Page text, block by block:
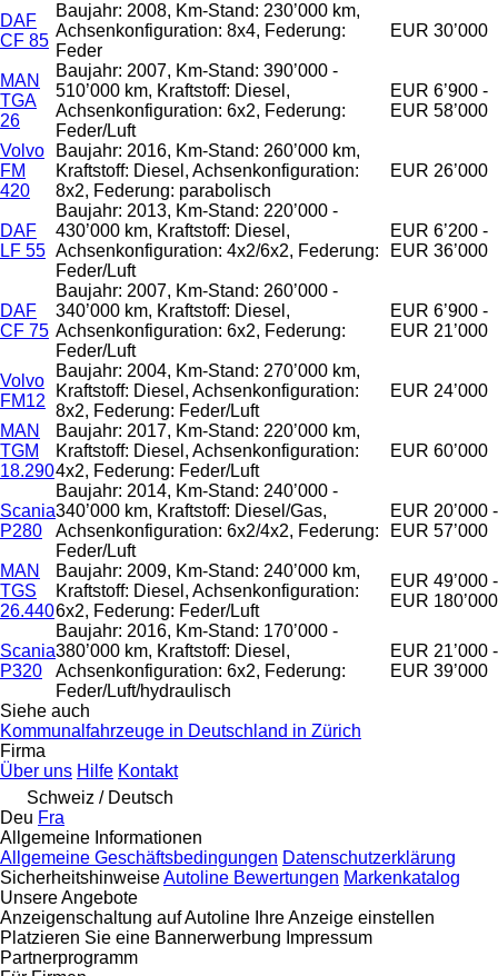
DAF
CF 85
Baujahr: 2008, Km-Stand: 230’000 km,
Achsenkonfiguration: 8x4, Federung:
Feder
EUR 30’000
MAN
TGA
26
Baujahr: 2007, Km-Stand: 390’000 -
510’000 km, Kraftstoff: Diesel,
Achsenkonfiguration: 6x2, Federung:
Feder/Luft
EUR 6’900 -
EUR 58’000
Volvo
FM
420
Baujahr: 2016, Km-Stand: 260’000 km,
Kraftstoff: Diesel, Achsenkonfiguration:
8x2, Federung: parabolisch
EUR 26’000
DAF
LF 55
Baujahr: 2013, Km-Stand: 220’000 -
430’000 km, Kraftstoff: Diesel,
Achsenkonfiguration: 4x2/6x2, Federung:
Feder/Luft
EUR 6’200 -
EUR 36’000
DAF
CF 75
Baujahr: 2007, Km-Stand: 260’000 -
340’000 km, Kraftstoff: Diesel,
Achsenkonfiguration: 6x2, Federung:
Feder/Luft
EUR 6’900 -
EUR 21’000
Volvo
FM12
Baujahr: 2004, Km-Stand: 270’000 km,
Kraftstoff: Diesel, Achsenkonfiguration:
8x2, Federung: Feder/Luft
EUR 24’000
MAN
TGM
18.290
Baujahr: 2017, Km-Stand: 220’000 km,
Kraftstoff: Diesel, Achsenkonfiguration:
4x2, Federung: Feder/Luft
EUR 60’000
Scania
P280
Baujahr: 2014, Km-Stand: 240’000 -
340’000 km, Kraftstoff: Diesel/Gas,
Achsenkonfiguration: 6x2/4x2, Federung:
Feder/Luft
EUR 20’000 -
EUR 57’000
MAN
TGS
26.440
Baujahr: 2009, Km-Stand: 240’000 km,
Kraftstoff: Diesel, Achsenkonfiguration:
6x2, Federung: Feder/Luft
EUR 49’000 -
EUR 180’000
Scania
P320
Baujahr: 2016, Km-Stand: 170’000 -
380’000 km, Kraftstoff: Diesel,
Achsenkonfiguration: 6x2, Federung:
Feder/Luft/hydraulisch
EUR 21’000 -
EUR 39’000
Siehe auch
Kommunalfahrzeuge in Deutschland in Zürich
Firma
Über uns Hilfe Kontakt
Schweiz / Deutsch
Deu Fra
Allgemeine Informationen
Allgemeine Geschäftsbedingungen Datenschutzerklärung
SicherheitshinweiseAutoline Bewertungen Markenkatalog
Unsere Angebote
Anzeigenschaltung auf Autoline Ihre Anzeige einstellen
Platzieren Sie eine Bannerwerbung Impressum
Partnerprogramm